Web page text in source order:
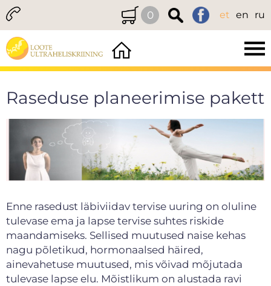
0 et en ru
Raseduse planeerimise pakett
Enne rasedust läbiviidav tervise uuring on oluline
tulevase ema ja lapse tervise suhtes riskide
maandamiseks. Sellised muutused naise kehas
nagu põletikud, hormonaalsed häired,
ainevahetuse muutused, mis võivad mõjutada
tulevase lapse elu. Mõistlikum on alustada ravi